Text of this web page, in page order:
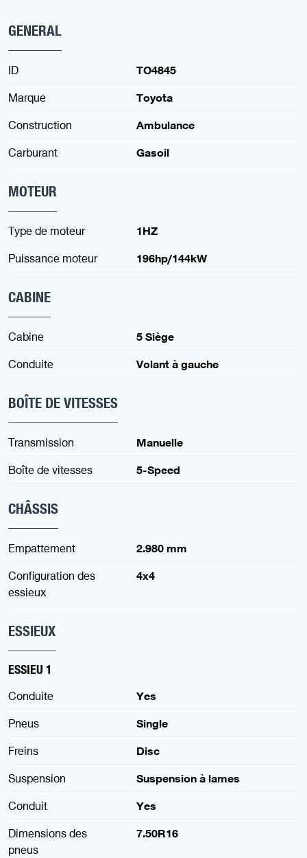
GENERAL
ID
TO4845
Marque
Toyota
Construction
Ambulance
Carburant
Gasoil
MOTEUR
Type de moteur
1HZ
Puissance moteur
196hp/144kW
CABINE
Cabine
5 Siège
Conduite
Volant à gauche
BOÎTE DE VITESSES
Transmission
Manuelle
Boîte de vitesses
5-Speed
CHÂSSIS
Empattement
2.980 mm
Configuration des
essieux
4x4
ESSIEUX
ESSIEU 1
Conduite
Yes
Pneus
Single
Freins
Disc
Suspension
Suspension à lames
Conduit
Yes
Dimensions des
pneus
7.50R16